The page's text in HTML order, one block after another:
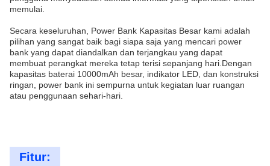
memulai.
Secara keseluruhan, Power Bank Kapasitas Besar kami adalah
pilihan yang sangat baik bagi siapa saja yang mencari power
bank yang dapat diandalkan dan terjangkau yang dapat
membuat perangkat mereka tetap terisi sepanjang hari.Dengan
kapasitas baterai 10000mAh besar, indikator LED, dan konstruksi
ringan, power bank ini sempurna untuk kegiatan luar ruangan
atau penggunaan sehari-hari.
Fitur: